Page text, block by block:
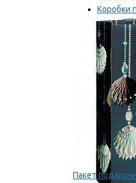
Коробки
Ленты,
Мы
Пакет